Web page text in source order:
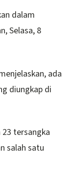
dalam
Selasa, 8
ada
diungkap di
tersangka
salah satu